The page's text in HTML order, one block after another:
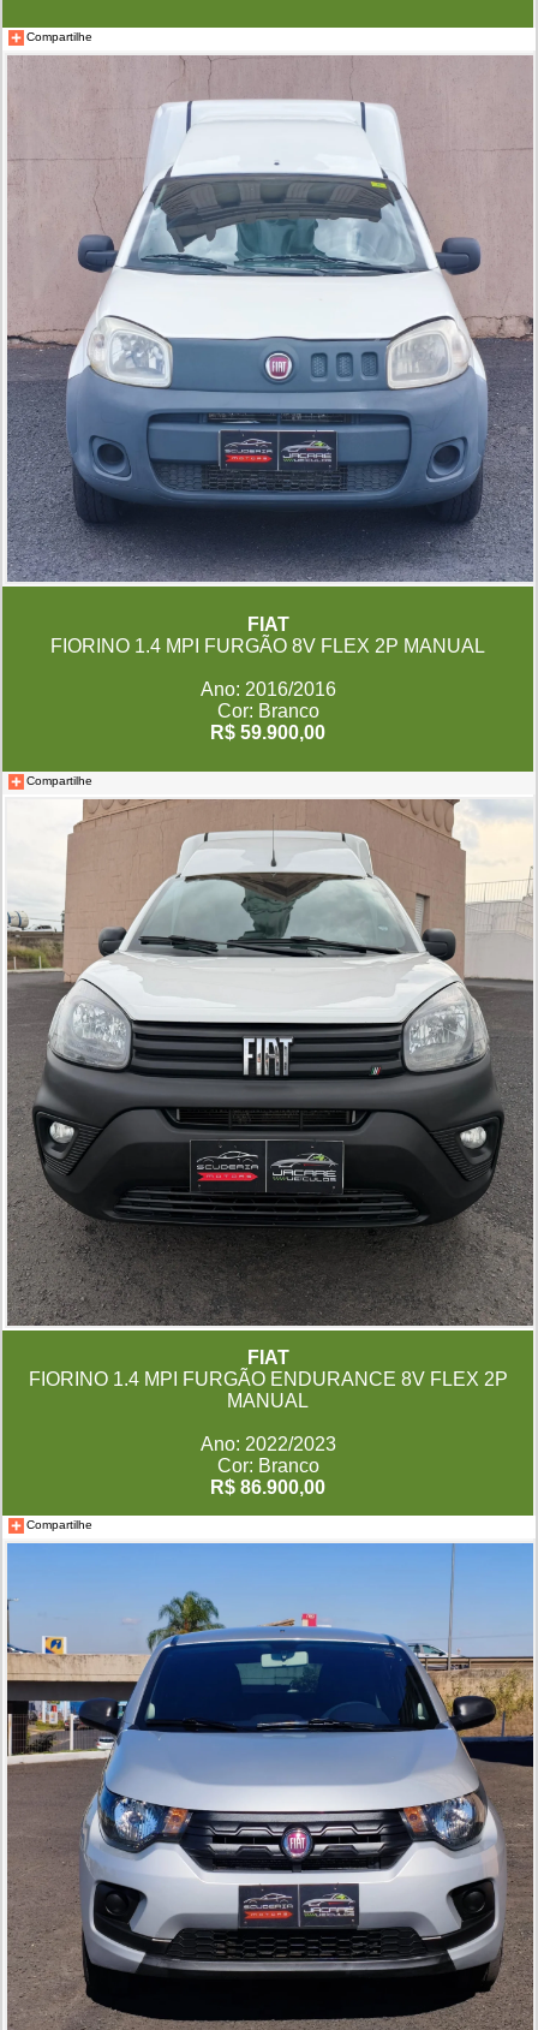
Compartilhe
FIAT
FIORINO 1.4 MPI FURGÃO 8V FLEX 2P MANUAL
Ano: 2016/2016
Cor: Branco
R$ 59.900,00
Compartilhe
FIAT
FIORINO 1.4 MPI FURGÃO ENDURANCE 8V FLEX 2P
MANUAL
Ano: 2022/2023
Cor: Branco
R$ 86.900,00
Compartilhe